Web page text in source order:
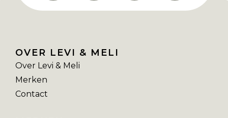
OVER LEVI & MELI
Over Levi & Meli
Merken
Contact